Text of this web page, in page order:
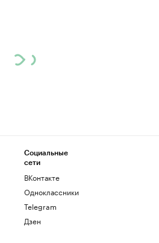
Социальные
сети
ВКонтакте
Одноклассники
Telegram
Дзен